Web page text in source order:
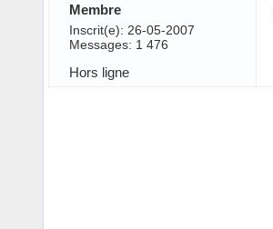
Membre
Inscrit(e): 26-05-2007
Messages: 1 476
Hors ligne